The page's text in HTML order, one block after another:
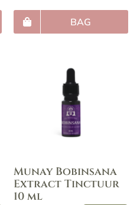
BAG
Munay Bobinsana
Extract Tinctuur
10 ml